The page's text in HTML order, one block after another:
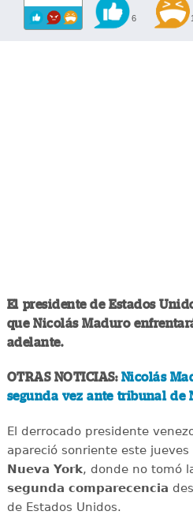
6 1
El presidente de Estados
que Nicolás Maduro
adelante.
OTRAS NOTICIAS: Nicolás
segunda vez ante tribunal de
El derrocado presidente
apareció sonriente este
Nueva York, donde no tomó
segunda comparecencia
de Estados Unidos.